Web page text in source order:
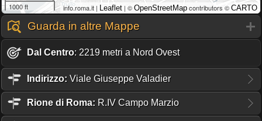
1000 ft
info.roma.it | Leaflet | © OpenStreetMap contributors © CARTO
Guarda in altre Mappe
Dal Centro: 2219 metri a Nord Ovest
Indirizzo: Viale Giuseppe Valadier
Rione di Roma: R.IV Campo Marzio